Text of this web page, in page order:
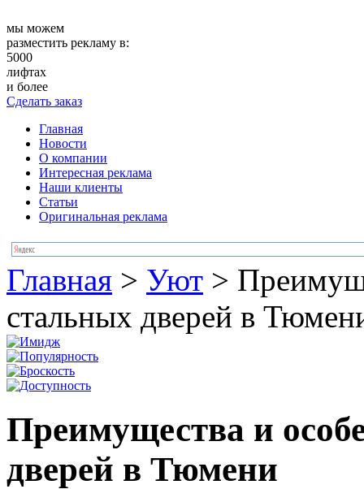
мы можем
разместить рекламу в:
5000
лифтах
и более
Сделать заказ
Главная
Новости
О компании
Интересная реклама
Наши клиенты
Статьи
Оригинальная реклама
Главная > Уют >
стальных дверей в
Преимущества и
дверей в Тюмени